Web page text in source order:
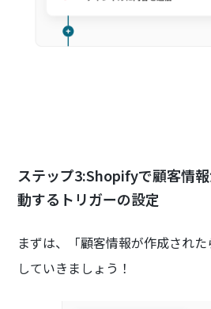
ステップ3:Shopifyで顧客情
動するトリガーの設定
まずは、「顧客情報が作成され
していきましょう！